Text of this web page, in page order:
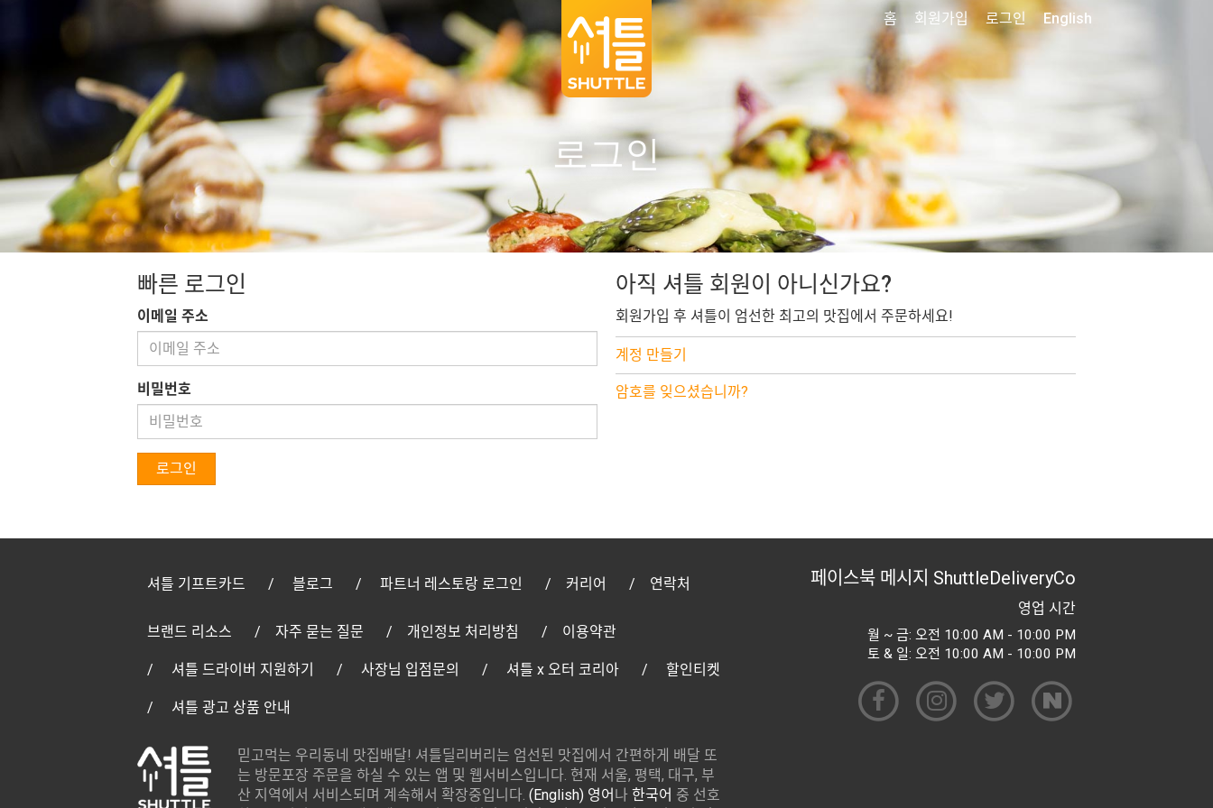
로그인
홈 회원가입 로그인 English
빠른 로그인
이메일 주소
비밀번호
로그인
아직 셔틀 회원이 아니신가요?
회원가입 후 셔틀이 엄선한 최고의 맛집에서 주문하세요!
계정 만들기
암호를 잊으셨습니까?
셔틀 기프트카드 블로그 파트너 레스토랑 로그인 커리어 연락처
브랜드 리소스 자주 묻는 질문 개인정보 처리방침 이용약관
셔틀 드라이버 지원하기 사장님 입점문의 셔틀 x 오터 코리아 할인티켓
셔틀 광고 상품 안내
믿고먹는 우리동네 맛집배달! 셔틀딜리버리는 엄선된 맛집에서 간편하게 배달 또
는 방문포장 주문을 하실 수 있는 앱 및 웹서비스입니다. 현재 서울, 평택, 대구, 부
산 지역에서 서비스되며 계속해서 확장중입니다.(English) 영어 나한국어 중 선호
페이스북 메시지 ShuttleDeliveryCo
영업 시간
월 ~ 금: 오전 10:00 AM - 10:00 PM
토 & 일: 오전 10:00 AM - 10:00 PM